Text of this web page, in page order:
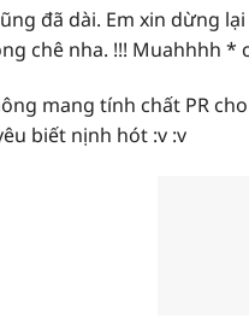
đã dài. Em xin dừng
chê nha. !!! Muahhhh *
mang tính chất PR
biết nịnh hót :v :v